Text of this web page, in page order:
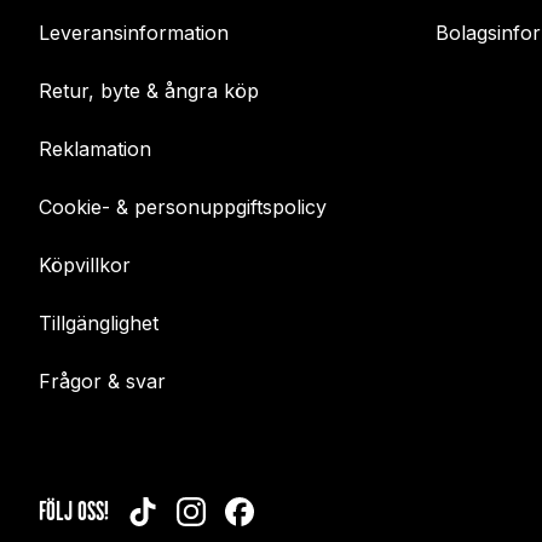
Leveransinformation
Retur, byte & ångra köp
Reklamation
Cookie- & personuppgiftspolicy
Köpvillkor
Tillgänglighet
Frågor & svar
FÖLJ OSS! TIKTOKINSTAGRAMFACEBOOK